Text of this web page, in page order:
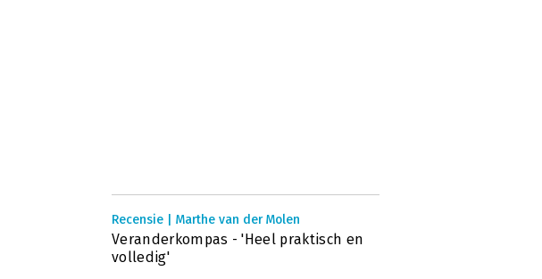
Recensie | Marthe van der Molen
Veranderkompas - 'Heel praktisch en
volledig'